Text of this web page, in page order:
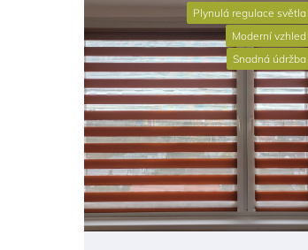
Plynulá regulace světla
Moderní vzhled
Snadná údržba